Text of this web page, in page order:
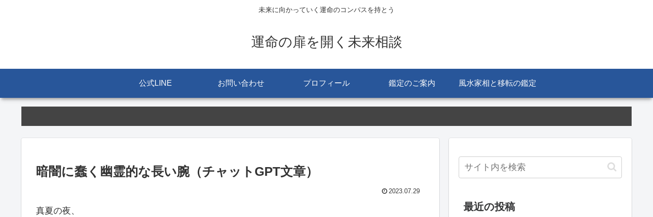
未来に向かっていく運命のコンパスを持とう
運命の扉を開く未来相談
公式LINE お問い合わせ プロフィール 鑑定のご案内 風水家相と移転の鑑定
暗闇に蠢く幽霊的な長い腕（チャットGPT文章）
2023.07.29
真夏の夜、 最近の投稿